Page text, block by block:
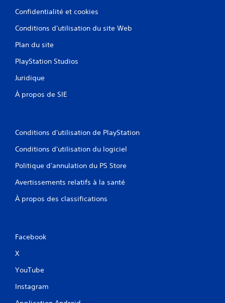
Confidentialité et cookies
Conditions d'utilisation du site Web
Plan du site
PlayStation Studios
Juridique
À propos de SIE
Conditions d'utilisation de PlayStation
Conditions d'utilisation du logiciel
Politique d'annulation du PS Store
Avertissements relatifs à la santé
À propos des classifications
Facebook
X
YouTube
Instagram